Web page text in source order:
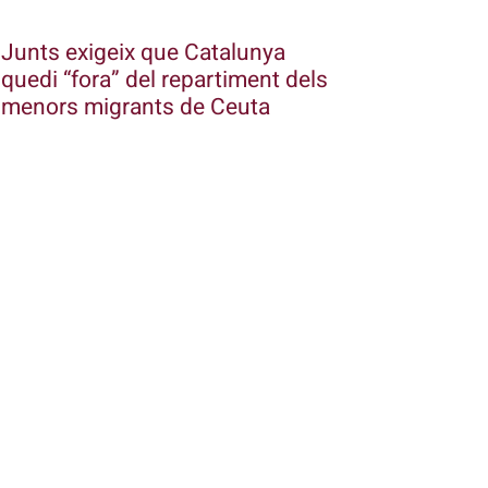
Junts exigeix que Catalunya
quedi “fora” del repartiment dels
menors migrants de Ceuta